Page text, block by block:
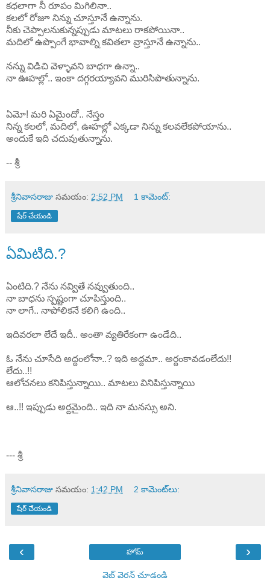
కధలాగా నీ రూపం మిగిలినా..
కలలో రోజూ నిన్ను చూస్తూనే ఉన్నాను.
నీకు చెప్పాలనుకున్నప్పుడు మాటలు రాకపోయినా..
మదిలో ఉప్పొంగే భావాల్ని కవితలా వ్రాస్తూనే ఉన్నాను..
నన్ను విడిచి వెళ్ళావని బాధగా ఉన్నా..
నా ఊహల్లో.. ఇంకా దగ్గరయ్యావని మురిసిపొతున్నాను.
ఏమో! మరి ఏమైందో.. నేస్తం
నిన్న కలలో, మదిలో, ఊహల్లో ఎక్కడా నిన్ను కలవలేకపోయాను..
అందుకే ఇది చదువుతున్నాను.
-- శ్రీ
శ్రీనివాసరాజు సమయం: 2:52 PM 1 కామెంట్‌:
షేర్ చేయండి
ఏమిటిది.?
ఏంటిది.? నేను నవ్వితే నవ్వుతుంది..
నా బాధను స్పష్టంగా చూపిస్తుంది..
నా లాగే.. నాపోలికనే కలిగి ఉంది..
ఇదివరలా లేదే ఇదీ.. అంతా వ్యతిరేకంగా ఉండేది..
ఓ నేను చూసేది అద్దంలోనా..? ఇది అద్దమా.. అర్దంకావడంలేదు!!
లేదు..!!
ఆలోచనలు కనిపిస్తున్నాయి.. మాటలు వినిపిస్తున్నాయి
ఆ..!! ఇప్పుడు అర్దమైంది.. ఇది నా మనస్సు అని.
--- శ్రీ
శ్రీనివాసరాజు సమయం: 1:42 PM 2 కామెంట్‌లు:
షేర్ చేయండి
‹ ›
హోమ్
వెబ్ వెర్షన్‌ చూడండి